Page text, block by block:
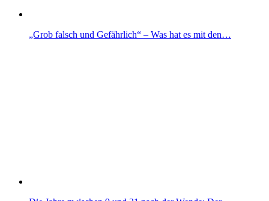
„Grob falsch und Gefährlich“ – Was hat es mit den…